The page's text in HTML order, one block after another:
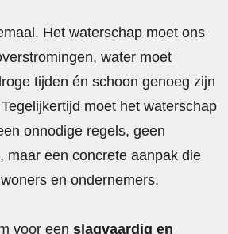
Het waterschap moet ons
water moet
tijden én schoon genoeg zijn
moet het waterschap
onnodige regels, geen
maar een concrete aanpak die
en ondernemers.
voor een slagvaardig en